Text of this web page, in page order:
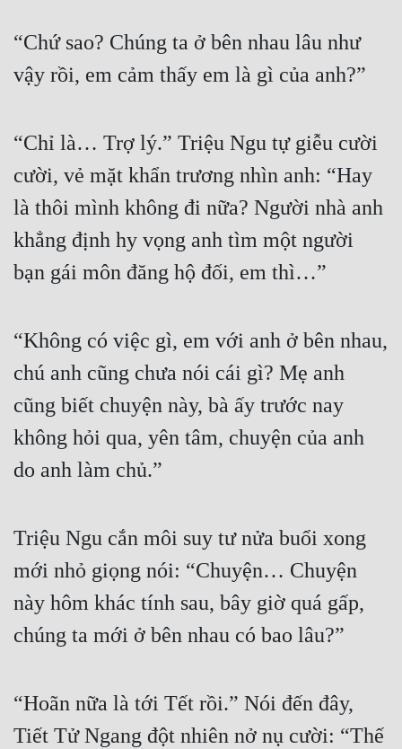
“Chứ sao? Chúng ta ở bên nhau lâu như
vậy rồi, em cảm thấy em là gì của anh?”
“Chỉ là… Trợ lý.” Triệu Ngu tự giễu cười
cười, vẻ mặt khẩn trương nhìn anh: “Hay
là thôi mình không đi nữa? Người nhà anh
khẳng định hy vọng anh tìm một người
bạn gái môn đăng hộ đối, em thì…”
“Không có việc gì, em với anh ở bên nhau,
chú anh cũng chưa nói cái gì? Mẹ anh
cũng biết chuyện này, bà ấy trước nay
không hỏi qua, yên tâm, chuyện của anh
do anh làm chủ.”
Triệu Ngu cắn môi suy tư nửa buổi xong
mới nhỏ giọng nói: “Chuyện… Chuyện
này hôm khác tính sau, bây giờ quá gấp,
chúng ta mới ở bên nhau có bao lâu?”
“Hoãn nữa là tới Tết rồi.” Nói đến đây,
Tiết Tử Ngang đột nhiên nở nụ cười: “Thế